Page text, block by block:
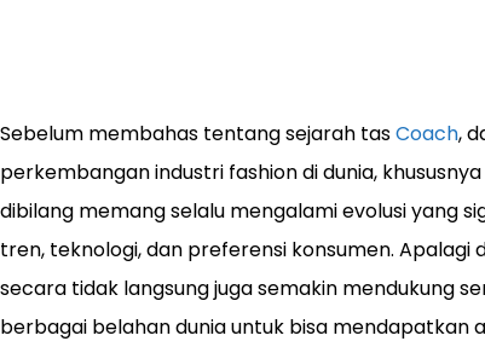
Sebelum membahas tentang sejarah tasCoach,
perkembangan industri fashion di dunia,
dibilang memang selalu mengalami evolusi yang
tren, teknologi, dan preferensi konsumen.
secara tidak langsung juga semakin mendukung
berbagai belahan dunia untuk bisa mendapatkan